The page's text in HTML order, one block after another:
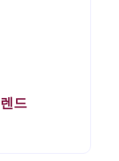
드